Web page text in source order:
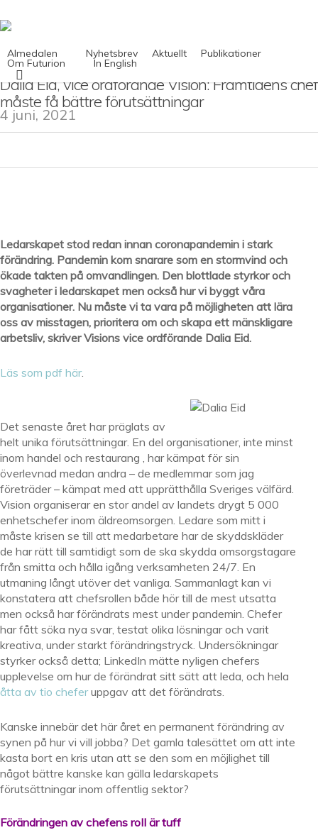
to
content
Almedalen Nyhetsbrev Aktuellt Publikationer
Om Futurion In English
Dalia Eid, vice ordförande Vision: Framtidens chef
måste få bättre förutsättningar
4 juni, 2021
Ledarskapet stod redan innan coronapandemin i stark
förändring. Pandemin kom snarare som en stormvind och
ökade takten på omvandlingen. Den blottlade styrkor och
svagheter i ledarskapet men också hur vi byggt våra
organisationer. Nu måste vi ta vara på möjligheten att lära
oss av misstagen, prioritera om och skapa ett mänskligare
arbetsliv, skriver Visions vice ordförande Dalia Eid.
Läs som pdf här.
Det senaste året har präglats av
helt unika förutsättningar. En del organisationer, inte minst
inom handel och restaurang , har kämpat för sin
överlevnad medan andra – de medlemmar som jag
företräder – kämpat med att upprätthålla Sveriges välfärd.
Vision organiserar en stor andel av landets drygt 5 000
enhetschefer inom äldreomsorgen. Ledare som mitt i
måste krisen se till att medarbetare har de skyddskläder
de har rätt till samtidigt som de ska skydda omsorgstagare
från smitta och hålla igång verksamheten 24/7. En
utmaning långt utöver det vanliga. Sammanlagt kan vi
konstatera att chefsrollen både hör till de mest utsatta
men också har förändrats mest under pandemin. Chefer
har fått söka nya svar, testat olika lösningar och varit
kreativa, under starkt förändringstryck. Undersökningar
styrker också detta; LinkedIn mätte nyligen chefers
upplevelse om hur de förändrat sitt sätt att leda, och hela
åtta av tio cheferuppgav att det förändrats.
Kanske innebär det här året en permanent förändring av
synen på hur vi vill jobba? Det gamla talesättet om att inte
kasta bort en kris utan att se den som en möjlighet till
något bättre kanske kan gälla ledarskapets
förutsättningar inom offentlig sektor?
Förändringen av chefens roll är tuff